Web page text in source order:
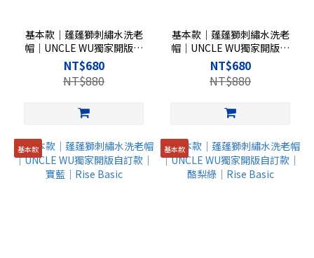
基本款｜蓬蓬獅刺繡水洗老
帽｜UNCLE WU獨家開版自
訂款｜棕色｜Rise Basic
NT$680
NT$880
基本款｜蓬蓬獅刺繡水洗老
帽｜UNCLE WU獨家開版自
訂款｜紅色｜Rise Basic
NT$680
NT$880
基本款 基本款